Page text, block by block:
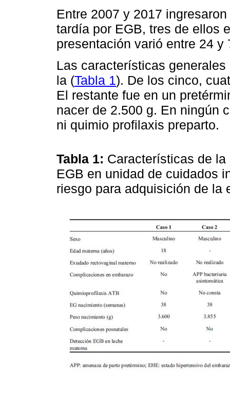
Entre 2007 y 2017
tardía por EGB, tres de ellos
presentación varió entre 24 y
Las características
la (Tabla 1). De los cinco,
El restante fue en un
nacer de 2.500 g. En ningún
ni quimio profilaxis preparto.
Tabla 1: Características de
EGB en unidad de cuidados
riesgo para adquisición de la